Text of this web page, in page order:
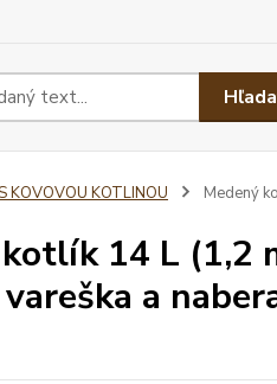
KOVOVOU KOTLINOU Medený
14 L (1,2
a